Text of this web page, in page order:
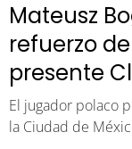
Mateusz
refuerzo
presente
El jugador polaco
la Ciudad de